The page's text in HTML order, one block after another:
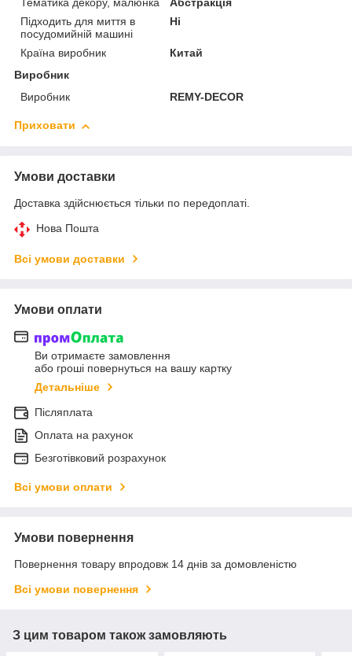
Тематика декору, малюнка
Абстракція
Підходить для миття в
посудомийній машині
Ні
Країна виробник
Китай
Виробник
Виробник
REMY-DECOR
Приховати
Умови доставки
Доставка здійснюється тільки по передоплаті.
Нова Пошта
Всі умови доставки
Умови оплати
Ви отримаєте замовлення
або гроші повернуться на вашу картку
Детальніше
Післяплата
Оплата на рахунок
Безготівковий розрахунок
Всі умови оплати
Умови повернення
Повернення товару впродовж 14 днів за домовленістю
Всі умови повернення
З цим товаром також замовляють